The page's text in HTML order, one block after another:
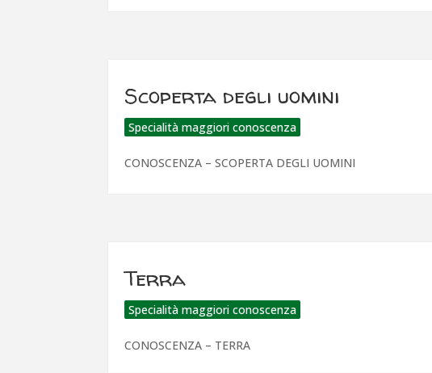
Scoperta degli uomini
Specialità maggiori conoscenza
CONOSCENZA – SCOPERTA DEGLI UOMINI
Terra
Specialità maggiori conoscenza
CONOSCENZA – TERRA